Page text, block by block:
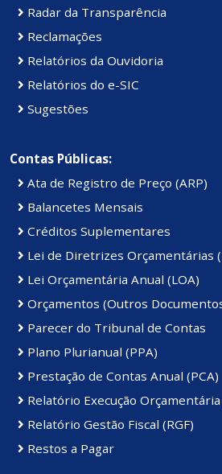
Radar da Transparência
Reclamações
Relatórios da Ouvidoria
Relatórios do e-SIC
Sugestões
Contas Públicas:
Ata de Registro de Preço (ARP)
Balancetes Mensais
Créditos Suplementares
Lei de Diretrizes Orçamentárias
Lei Orçamentária Anual (LOA)
Orçamentos (Outros
Parecer do Tribunal de Contas
Plano Plurianual (PPA)
Prestação de Contas Anual (PCA)
Relatório Execução Orçamentária
Relatório Gestão Fiscal (RGF)
Restos a Pagar